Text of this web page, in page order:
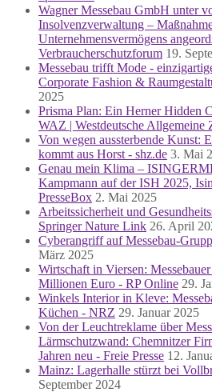
Wagner Messebau GmbH unter
Insolvenzverwaltung –
Unternehmensvermögens
Verbraucherschutzforum 19.
Messebau trifft Mode -
Corporate Fashion &
2025
Prisma Plan: Ein Herner Hidden
WAZ | Westdeutsche Allgemeine
Von wegen aussterbende Kunst:
kommt aus Horst - shz.de 3. Mai
Genau mein Klima –
Kampmann auf der ISH 2025,
PresseBox 2. Mai 2025
Arbeitssicherheit und
Springer Nature Link 26. April
Cyberangriff auf Messebau-
März 2025
Wirtschaft in Viersen:
Millionen Euro - RP Online 29.
Winkels Interior in Kleve:
Küchen - NRZ 29. Januar 2025
Von der Leuchtreklame über
Lärmschutzwand: Chemnitzer
Jahren neu - Freie Presse 12.
Mainz: Lagerhalle stürzt bei
September 2024